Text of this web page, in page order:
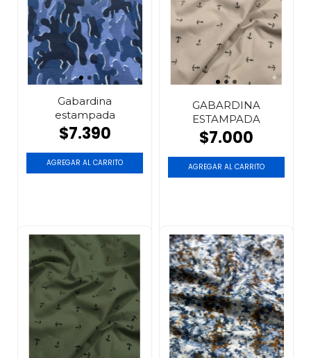
Gabardina
estampada
$7.390
GABARDINA
ESTAMPADA
$7.000